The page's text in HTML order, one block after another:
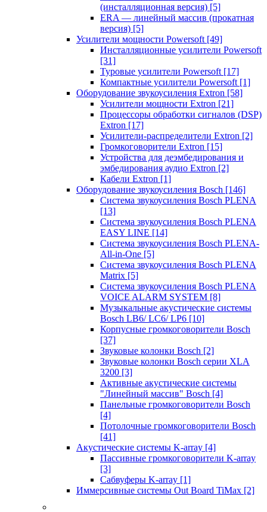
(инсталляционная версия) [5]
ERA — линейный массив (прокатная
версия) [5]
Усилители мощности Powersoft [49]
Инсталляционные усилители Powersoft
[31]
Туровые усилители Powersoft [17]
Компактные усилители Powersoft [1]
Оборудование звукоусиления Extron [58]
Усилители мощности Extron [21]
Процессоры обработки сигналов (DSP)
Extron [17]
Усилители-распределители Extron [2]
Громкоговорители Extron [15]
Устройства для деэмбедирования и
эмбедирования аудио Extron [2]
Кабели Extron [1]
Оборудование звукоусиления Bosch [146]
Система звукоусиления Bosch PLENA
[13]
Система звукоусиления Bosch PLENA
EASY LINE [14]
Система звукоусиления Bosch PLENA-
All-in-One [5]
Система звукоусиления Bosch PLENA
Matrix [5]
Система звукоусиления Bosch PLENA
VOICE ALARM SYSTEM [8]
Музыкальные акустические системы
Bosch LB6/ LC6/ LP6 [10]
Корпусные громкоговорители Bosch
[37]
Звуковые колонки Bosch [2]
Звуковые колонки Bosch серии XLA
3200 [3]
Активные акустические системы
"Линейный массив" Bosch [4]
Панельные громкоговорители Bosch
[4]
Потолочные громкоговорители Bosch
[41]
Акустические системы K-array [4]
Пассивные громкоговорители K-array
[3]
Сабвуферы K-array [1]
Иммерсивные системы Out Board TiMax [2]